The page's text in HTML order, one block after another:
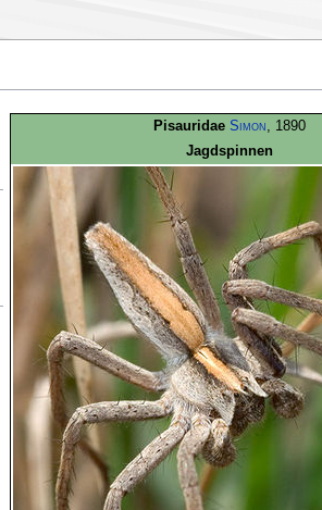
PisauridaeSimon, 1890
Jagdspinnen